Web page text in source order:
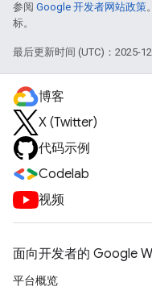
参阅 Google 开发者网站政策
标。
最后更新时间 (UTC)：2025-
博客
X (Twitter)
代码示例
Codelab
视频
面向开发者的 Google
平台概览